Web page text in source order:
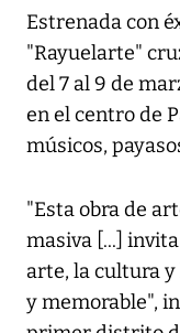
Estrenada con
"Rayuelarte"
del 7 al 9 de
en el centro de
músicos,
"Esta obra de
masiva [...]
arte, la cultura
y memorable",